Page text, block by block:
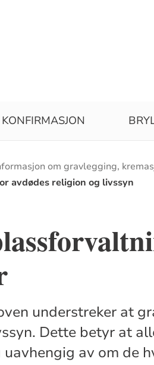
KONFIRMASJON
om gravlegging,
avdødes religion og livssyn
understreker at
Dette betyr at
av om de